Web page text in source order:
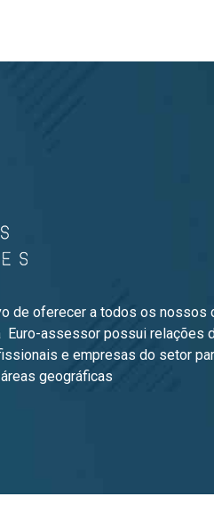
de oferecer a todos os
assessor possui relações
e empresas do setor
geográficas